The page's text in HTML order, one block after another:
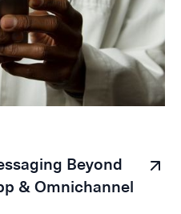
Beyond
& Omnichannel